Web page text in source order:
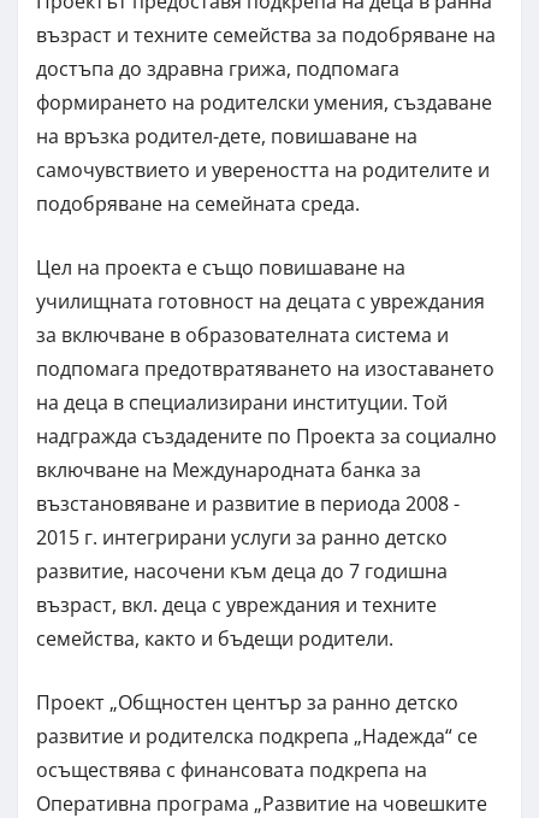
възраст и техните семейства за подобряване на
достъпа до здравна грижа, подпомага
формирането на родителски умения, създаване
на връзка родител-дете, повишаване на
самочувствието и увереността на родителите и
подобряване на семейната среда.
Цел на проекта е също повишаване на
училищната готовност на децата с увреждания
за включване в образователната система и
подпомага предотвратяването на изоставането
на деца в специализирани институции. Той
надгражда създадените по Проекта за социално
включване на Международната банка за
възстановяване и развитие в периода 2008 -
2015 г. интегрирани услуги за ранно детско
развитие, насочени към деца до 7 годишна
възраст, вкл. деца с увреждания и техните
семейства, както и бъдещи родители.
Проект „Общностен център за ранно детско
развитие и родителска подкрепа „Надежда“ се
осъществява с финансовата подкрепа на
Оперативна програма „Развитие на човешките